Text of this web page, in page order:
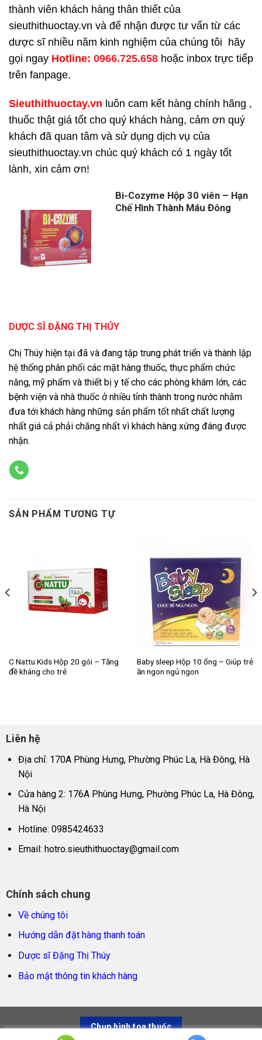
thành viên khách hàng thân thiết của
sieuthithuoctay.vn và để nhận được tư vấn từ các
dược sĩ nhiều năm kinh nghiệm của chúng tôi hãy
gọi ngay Hotline: 0966.725.658 hoặc inbox trực tiếp
trên fanpage.
Sieuthithuoctay.vn luôn cam kết hàng chính hãng ,
thuốc thật giá tốt cho quý khách hàng, cảm ơn quý
khách đã quan tâm và sử dụng dịch vụ của
sieuthithuoctay.vn chúc quý khách có 1 ngày tốt
lành, xin cảm ơn!
Bi-Cozyme Hộp 30 viên – Hạn
Chế Hình Thành Máu Đông
DƯỢC SĨ ĐẶNG THỊ THÚY
Chị Thúy hiện tại đã và đang tập trung phát triển và thành lập
hệ thống phân phối các mặt hàng thuốc, thực phẩm chức
năng, mỹ phẩm và thiết bị y tế cho các phòng khám lớn, các
bệnh viện và nhà thuốc ở nhiều tỉnh thành trong nước nhằm
đưa tới khách hàng những sản phẩm tốt nhất chất lượng
nhất giá cả phải chăng nhất vì khách hàng xứng đáng được
nhận.
SẢN PHẨM TƯƠNG TỰ
C Nattu Kids Hộp 20 gói – Tăng
đề kháng cho trẻ
Baby sleep Hộp 10 ống – Giúp trẻ
ăn ngon ngủ ngon
Liên hệ
Địa chỉ: 170A Phùng Hưng, Phường Phúc La, Hà Đông, Hà
Nội
Cửa hàng 2: 176A Phùng Hưng, Phường Phúc La, Hà Đông,
Hà Nội
Hotline: 0985424633
Email: hotro.sieuthithuoctay@gmail.com
Chính sách chung
Về chúng tôi
Hướng dẫn đặt hàng thanh toán
Dược sĩ Đặng Thị Thúy
Bảo mật thông tin khách hàng
Chụp hình toa thuốc